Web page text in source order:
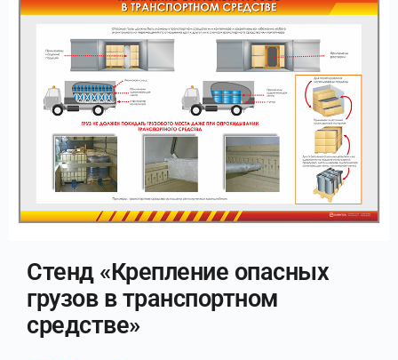
Стенд «Крепление опасных
грузов в транспортном
средстве»